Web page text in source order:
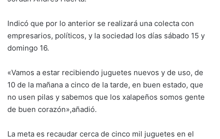
Indicó que por lo anterior se realizará una colecta con
empresarios, políticos, y la sociedad los días sábado 15 y
domingo 16.
«Vamos a estar recibiendo juguetes nuevos y de uso, de
10 de la mañana a cinco de la tarde, en buen estado, que
no usen pilas y sabemos que los xalapeños somos gente
de buen corazón»,añadió.
La meta es recaudar cerca de cinco mil juguetes en el